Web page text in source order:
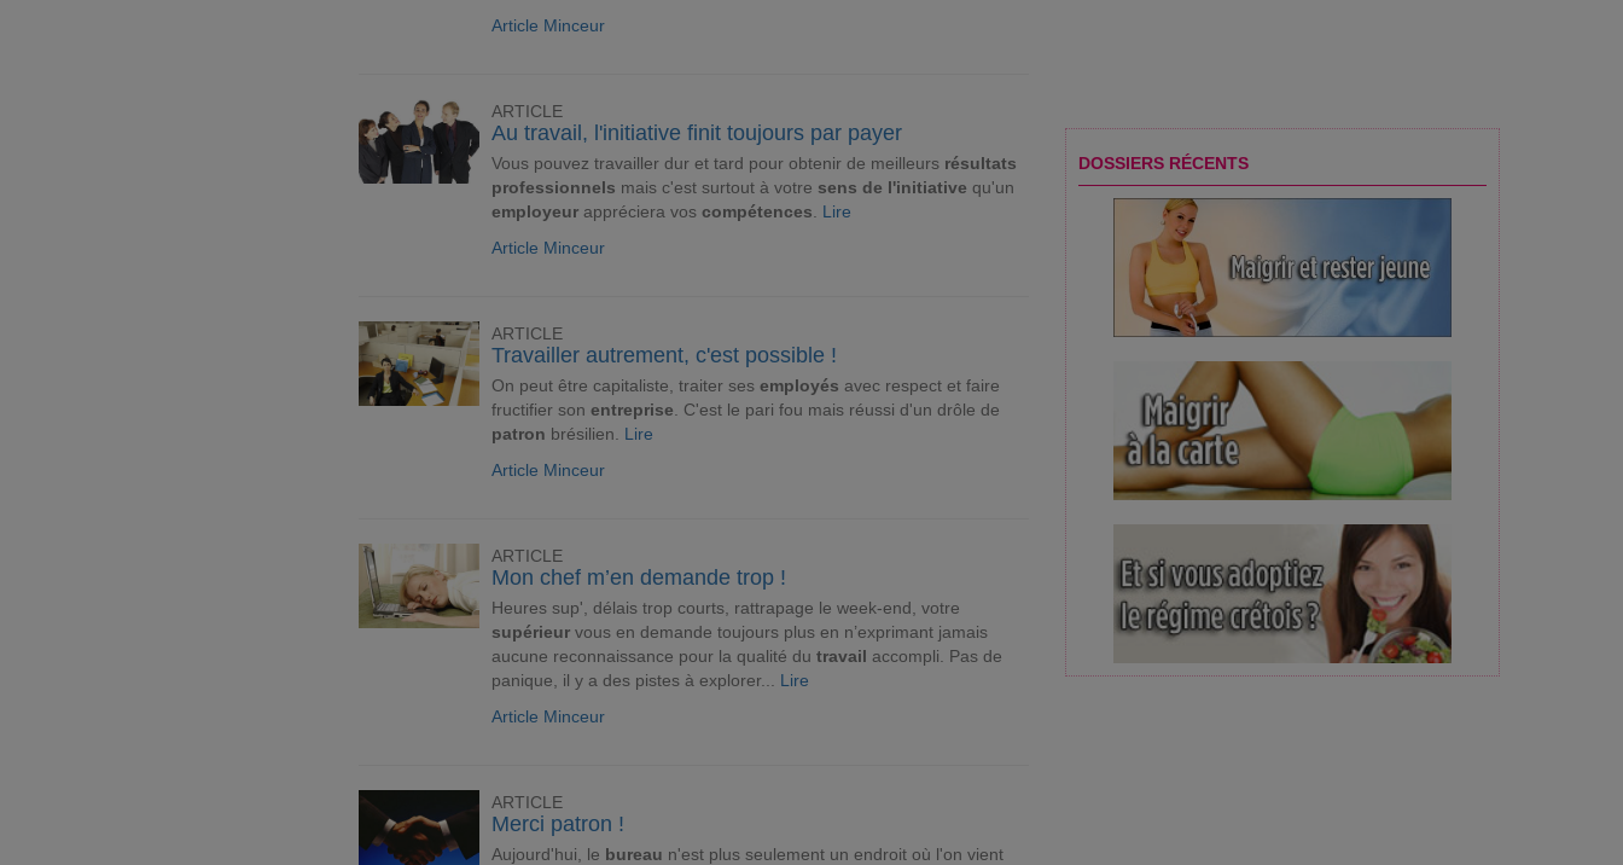
Article Minceur
ARTICLE
Au travail, l'initiative finit toujours par payer
Vous pouvez travailler dur et tard pour obtenir de meilleurs résultats
professionnels mais c'est surtout à votre sens de l'initiative qu'un
employeur appréciera vos compétences
Lire
Article Minceur
ARTICLE
Travailler autrement, c'est possible !
On peut être capitaliste, traiter ses employés avec respect et faire
fructifier son entreprise . C'est le pari fou mais réussi d'un drôle de
patron brésilien. Lire
Article Minceur
ARTICLE
Mon chef m’en demande trop !
Heures sup', délais trop courts, rattrapage le week-end, votre
supérieur vous en demande toujours plus en n’exprimant jamais
aucune reconnaissance pour la qualité du travail accompli. Pas de
panique, il y a des pistes à explorer... Lire
Article Minceur
ARTICLE
Merci patron !
Aujourd'hui, le bureau n'est plus seulement un endroit où l'on vient
DOSSIERS RÉCENTS